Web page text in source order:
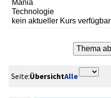
Mania
Technologie
kein aktueller Kurs verfügbar
Seite:ÜbersichtAlle